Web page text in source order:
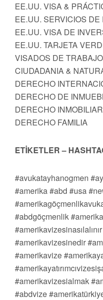
EE.UU. VISA &
EE.UU. SERVICIOS DE
EE.UU. VISA DE
EE.UU. TARJETA
VISADOS DE
CIUDADANIA &
DERECHO
DERECHO DE
DERECHO
DERECHO FAMILIA
ETİKETLER –
#avukatayhanogmen
#amerika #abd #usa
#abdgöçmenlik
#amerikavizesinedir
#amerikavize
#amerikavizesialmak
#abdvize